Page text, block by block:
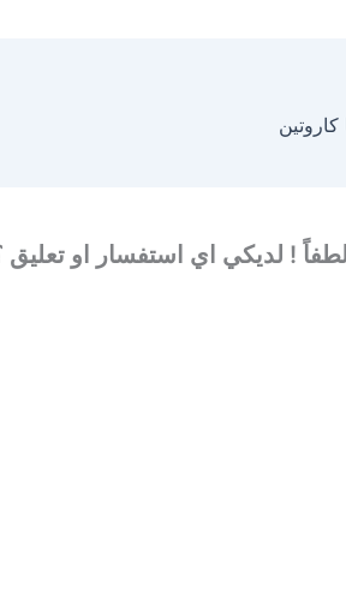
كاروتين
! لديكي اي استفسار او تعليق